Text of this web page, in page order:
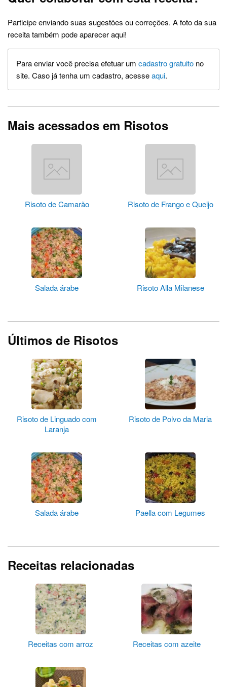
Participe enviando suas sugestões ou correções. A foto da sua
receita também pode aparecer aqui!
Para enviar você precisa efetuar um cadastro gratuito no
site. Caso já tenha um cadastro, acesseaqui.
Mais acessados em Risotos
Risoto de Camarão Risoto de Frango e Queijo
Salada árabe Risoto Alla Milanese
Últimos de Risotos
Risoto de Linguado com
Laranja
Risoto de Polvo da Maria
Salada árabe Paella com Legumes
Receitas relacionadas
Receitas com arroz Receitas com azeite